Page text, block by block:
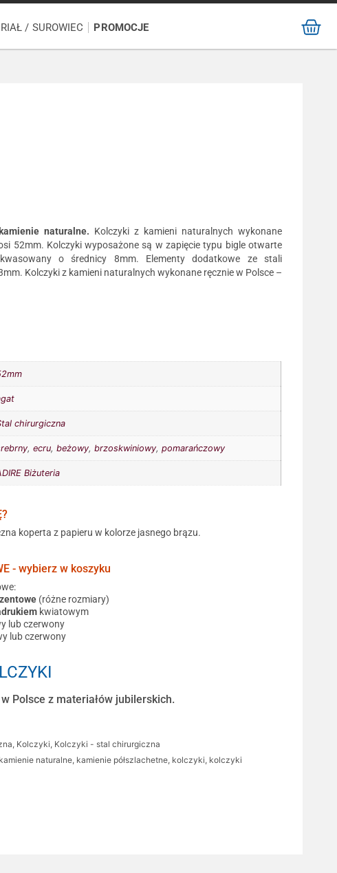
/ SUROWIEC PROMOCJE
naturalne. Kolczyki z kamieni naturalnych wykonane
52mm. Kolczyki wyposażone są w zapięcie typu bigle otwarte
o średnicy 8mm. Elementy dodatkowe ze stali
Kolczyki z kamieni naturalnych wykonane ręcznie w Polsce –
chirurgiczna
,ecru,beżowy,brzoskwiniowy,pomarańczowy
Biżuteria
koperta z papieru w kolorze jasnego brązu.
- wybierz w koszyku
(różne rozmiary)
kwiatowym
lub czerwony
lub czerwony
Polsce z materiałów jubilerskich.
Kolczyki Kolczyki - stal chirurgiczna
kamienie naturalne kamienie półszlachetne kolczyki kolczyki